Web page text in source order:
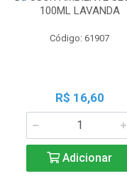
100ML LAVANDA
Código: 61907
R$ 16,60
Adicionar